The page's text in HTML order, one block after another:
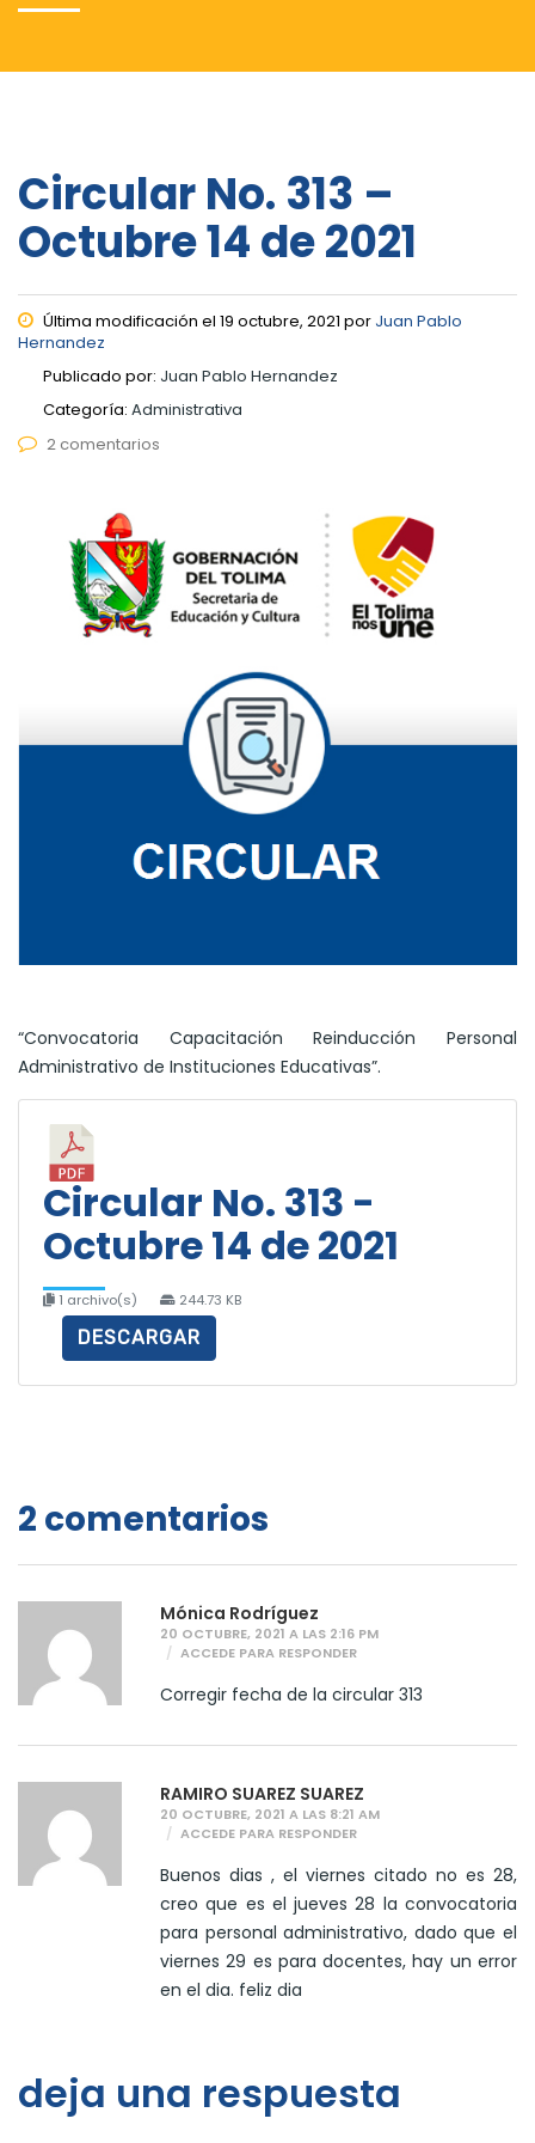
Circular No. 313 –
Octubre 14 de 2021
Última modificación el 19 octubre, 2021 por Juan Pablo
Hernandez
Publicado por: Juan Pablo Hernandez
Categoría: Administrativa
2 comentarios
“Convocatoria Capacitación Reinducción Personal
Administrativo de Instituciones Educativas”.
Circular No. 313 -
Octubre 14 de 2021
1 archivo(s) 244.73 KB
DESCARGAR
2 comentarios
Mónica Rodríguez
20 OCTUBRE, 2021 A LAS 2:16 PM
ACCEDE PARA RESPONDER
Corregir fecha de la circular 313
RAMIRO SUAREZ SUAREZ
20 OCTUBRE, 2021 A LAS 8:21 AM
ACCEDE PARA RESPONDER
Buenos dias , el viernes citado no es 28,
creo que es el jueves 28 la convocatoria
para personal administrativo, dado que el
viernes 29 es para docentes, hay un error
en el dia. feliz dia
deja una respuesta